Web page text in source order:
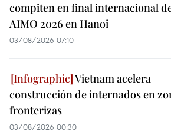
compiten en final internacional
AIMO 2026 en Hanoi
03/08/2026 07:10
Vietnam acelera
construcción de internados en
fronterizas
03/08/2026 00:30